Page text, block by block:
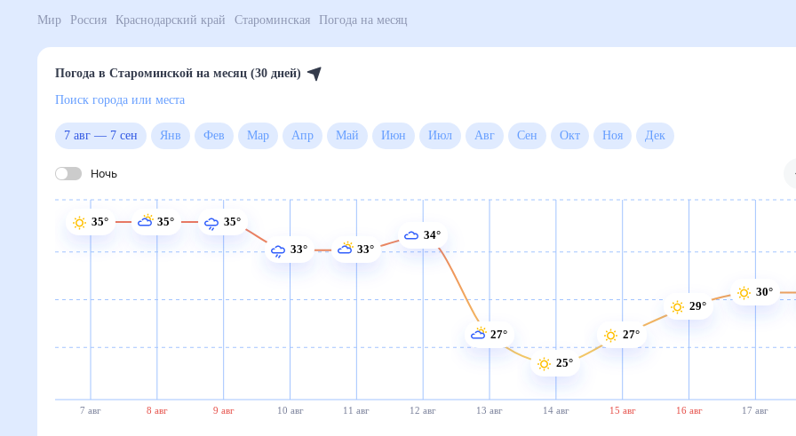
Мир Россия Краснодарский край Староминская Погода на месяц
Погода в Староминской на месяц (30 дней)
Поиск города или места
7 авг—7 сен Янв Фев Мар Апр Май Июн Июл Авг Сен Окт Ноя
Ночь
7 авг 8 авг 9 авг 10 авг 11 авг 12 авг 13 авг 14 авг 15 авг 16 авг 17 авг
35° 35°
35°
33°
33°
34°
27°
25°
27°
29°
30°